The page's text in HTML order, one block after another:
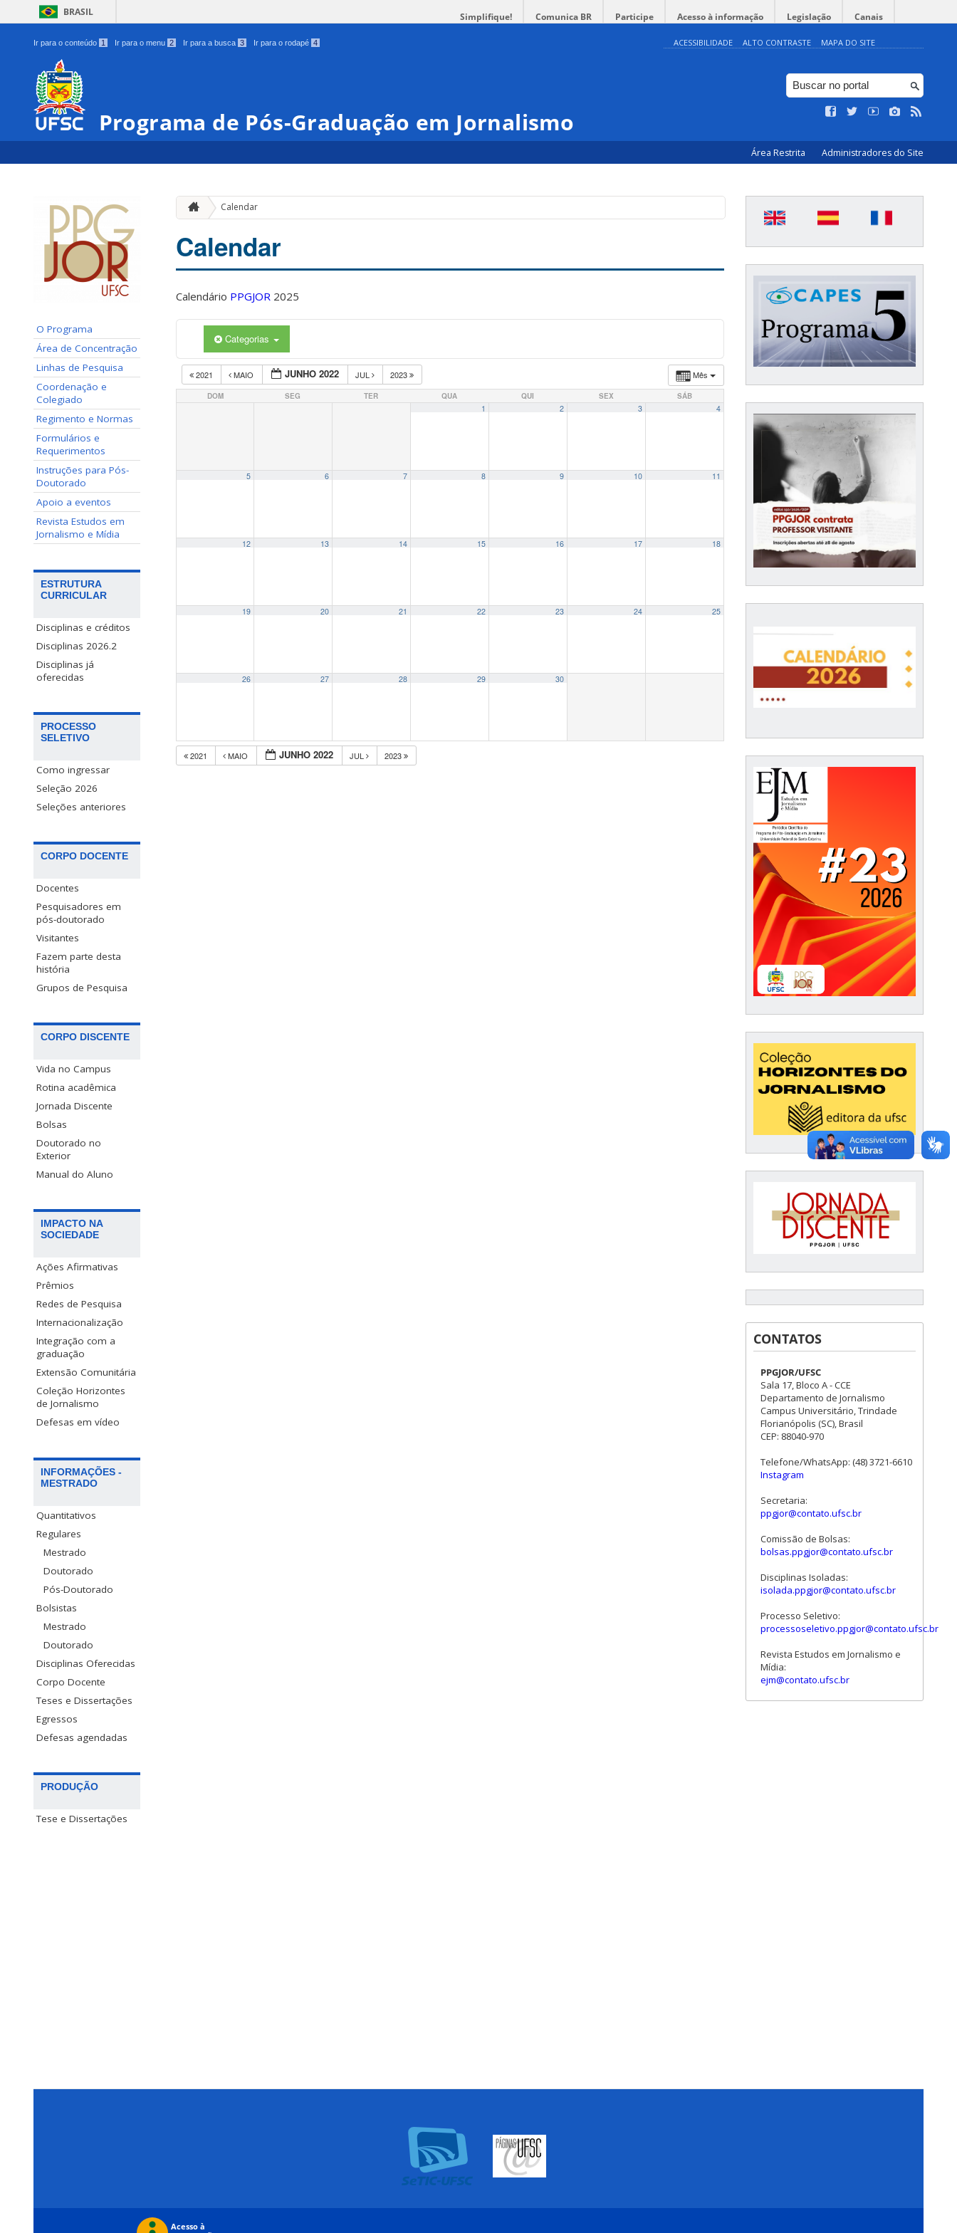
BRASIL Simplifique! Comunica BR Participe Acesso à informação Legislação Canais
Ir para o conteúdo 1 Ir para o menu 2 Ir para a busca 3 Ir para o rodapé 4 ACESSIBILIDADE ALTO CONTRASTE MAPA DO SITE
Programa de Pós-Graduação em Jornalismo
Área Restrita Administradores do Site
O Programa
Área de Concentração
Linhas de Pesquisa
Coordenação e
Colegiado
Regimento e Normas
Formulários e
Requerimentos
Instruções para Pós-
Doutorado
Apoio a eventos
Revista Estudos em
Jornalismo e Mídia
ESTRUTURA
CURRICULAR
Disciplinas e créditos
Disciplinas 2026.2
Disciplinas já
oferecidas
PROCESSO
SELETIVO
Como ingressar
Seleção 2026
Seleções anteriores
CORPO DOCENTE
Docentes
Pesquisadores em
pós-doutorado
Visitantes
Fazem parte desta
história
Grupos de Pesquisa
CORPO DISCENTE
Vida no Campus
Rotina acadêmica
Jornada Discente
Bolsas
Doutorado no
Exterior
Manual do Aluno
IMPACTO NA
SOCIEDADE
Ações Afirmativas
Prêmios
Redes de Pesquisa
Internacionalização
Integração com a
graduação
Extensão Comunitária
Coleção Horizontes
de Jornalismo
Defesas em vídeo
INFORMAÇÕES -
MESTRADO
Quantitativos
Regulares
Mestrado
Doutorado
Pós-Doutorado
Bolsistas
Mestrado
Doutorado
Disciplinas Oferecidas
Corpo Docente
Teses e Dissertações
Egressos
Defesas agendadas
PRODUÇÃO
Tese e Dissertações
Calendar
Calendar
Calendário PPGJOR 2025
Categorias
Mês
2021 MAIO JUNHO 2022 JUL 2023
DOM SEG TER QUA QUI SEX SÁB
1 2 3 4
5 6 7 8 9 10 11
12 13 14 15 16 17 18
19 20 21 22 23 24 25
26 27 28 29 30
2021 MAIO JUNHO 2022 JUL 2023
CONTATOS
PPGJOR/UFSC
Sala 17, Bloco A - CCE
Departamento de Jornalismo
Campus Universitário, Trindade
Florianópolis (SC), Brasil
CEP: 88040-970
Telefone/WhatsApp: (48) 3721-6610
Instagram
Secretaria:
ppgjor@contato.ufsc.br
Comissão de Bolsas:
bolsas.ppgjor@contato.ufsc.br
Disciplinas Isoladas:
isolada.ppgjor@contato.ufsc.br
Processo Seletivo:
processoseletivo.ppgjor@contato.ufsc.br
Revista Estudos em Jornalismo e
Mídia:
ejm@contato.ufsc.br